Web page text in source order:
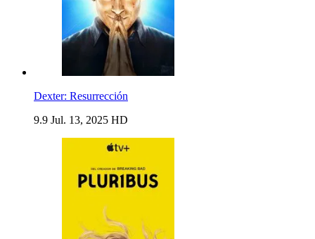
Dexter: Resurrección
9.9 Jul. 13, 2025 HD